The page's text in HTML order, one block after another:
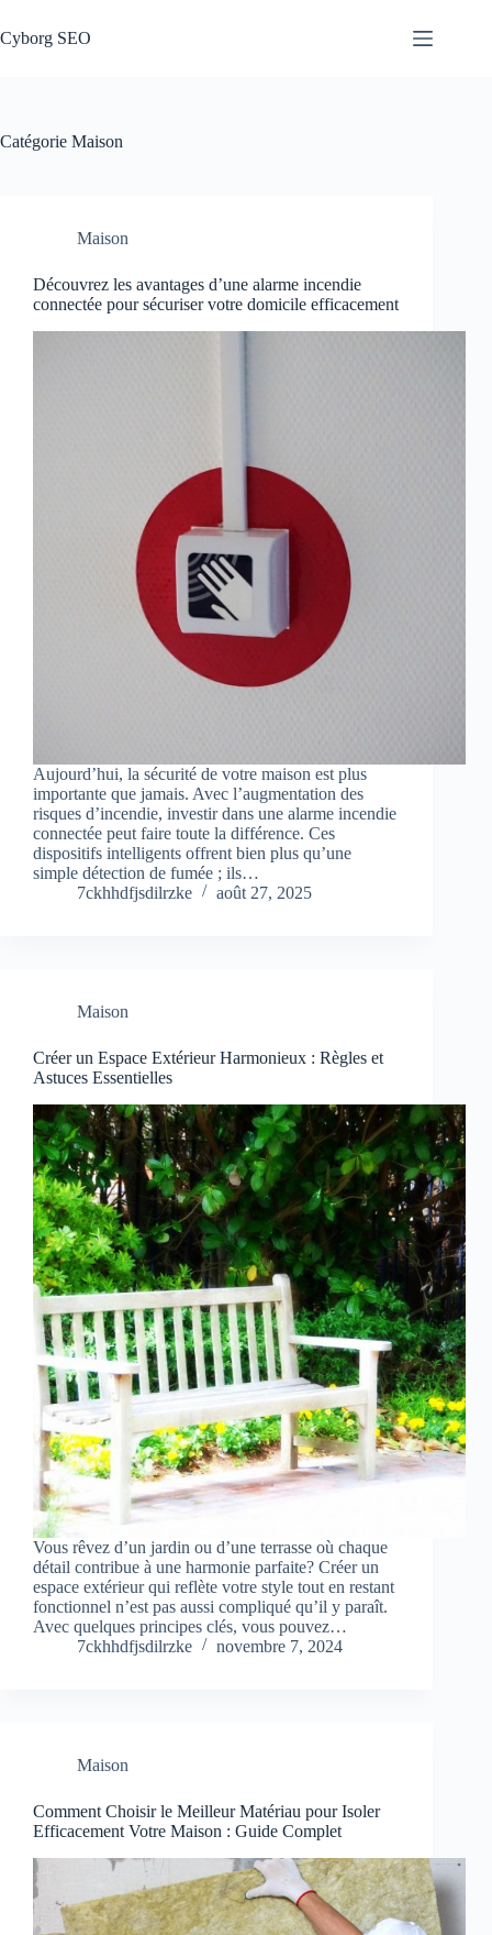
au
contenu
Cyborg SEO
Catégorie Maison
Maison
Découvrez les avantages d’une alarme incendie
connectée pour sécuriser votre domicile efficacement
Aujourd’hui, la sécurité de votre maison est plus
importante que jamais. Avec l’augmentation des
risques d’incendie, investir dans une alarme incendie
connectée peut faire toute la différence. Ces
dispositifs intelligents offrent bien plus qu’une
simple détection de fumée ; ils…
7ckhhdfjsdilrzke
août 27, 2025
Maison
Créer un Espace Extérieur Harmonieux : Règles et
Astuces Essentielles
Vous rêvez d’un jardin ou d’une terrasse où chaque
détail contribue à une harmonie parfaite? Créer un
espace extérieur qui reflète votre style tout en restant
fonctionnel n’est pas aussi compliqué qu’il y paraît.
Avec quelques principes clés, vous pouvez…
7ckhhdfjsdilrzke
novembre 7, 2024
Maison
Comment Choisir le Meilleur Matériau pour Isoler
Efficacement Votre Maison : Guide Complet